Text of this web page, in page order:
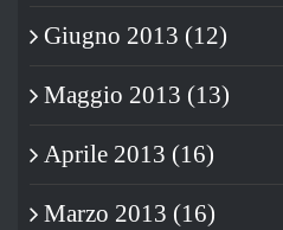
Giugno 2013 (12)
Maggio 2013 (13)
Aprile 2013 (16)
Marzo 2013 (16)